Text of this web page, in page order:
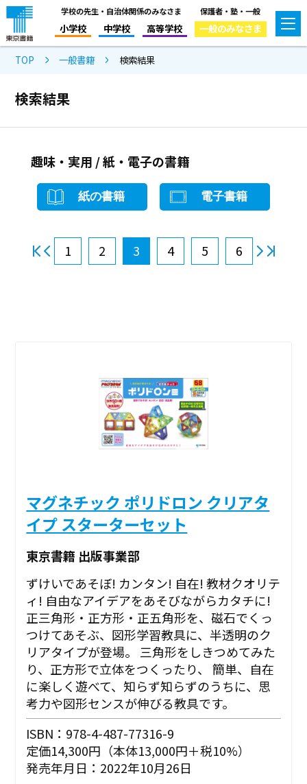
学校の先生・自治体関係のみなさま
小学校 中学校 高等学校
保護者・塾・一般
一般のみなさま
TOP 一般書籍 検索結果
検索結果
趣味・実用 / 紙・電子の書籍
紙の書籍 電子書籍
1 2 3 4 5 6
マグネチック ポリドロン クリアタ
イプ スターターセット
東京書籍 出版事業部
ずけいであそぼ! カンタン! 自在! 教材クオリテ
ィ! 自由なアイデアをあそびながらカタチに!
正三角形・正方形・正五角形を、磁石でくっ
つけてあそぶ、図形学習教具に、半透明のク
リアタイプが登場。 三角形をしきつめてみた
り、正方形で立体をつくったり、 簡単、自在
に楽しく遊べて、知らず知らずのうちに、思
考力や図形センスが伸びる教具です。
ISBN：978-4-487-77316-9
定価14,300円（本体13,000円＋税10%）
発売年月日：2022年10月26日